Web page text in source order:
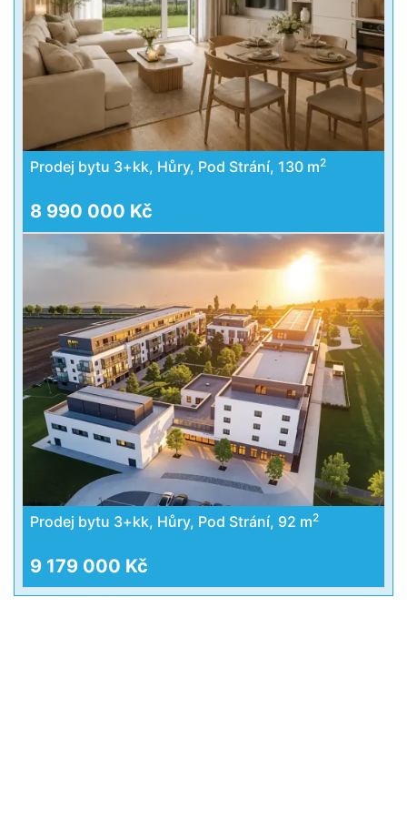
Prodej bytu 3+kk, Hůry, Pod Strání, 130 m2
8 990 000 Kč
Prodej bytu 3+kk, Hůry, Pod Strání, 92 m2
9 179 000 Kč